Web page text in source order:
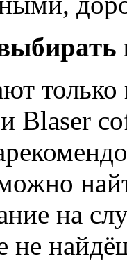
только
Blaser
на
не